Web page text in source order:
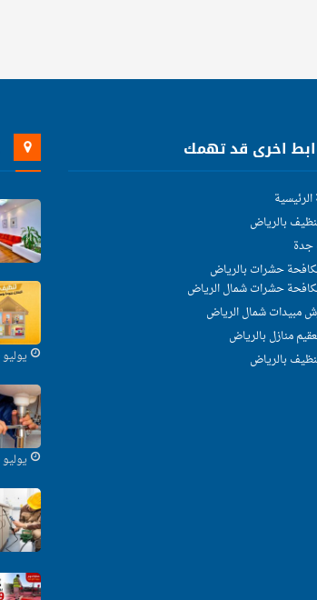
اخرى قد تهمك
بالرياض
حشرات بالرياض
حشرات شمال الرياض
مبيدات شمال الرياض
منازل بالرياض
بالرياض
يوليو 16, 2025
يوليو 16, 2025